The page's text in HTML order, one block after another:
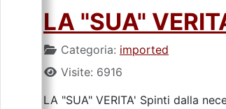
LA "SUA"
Categoria: imported
Visite: 6916
LA "SUA" VERITA' Spinti dalla